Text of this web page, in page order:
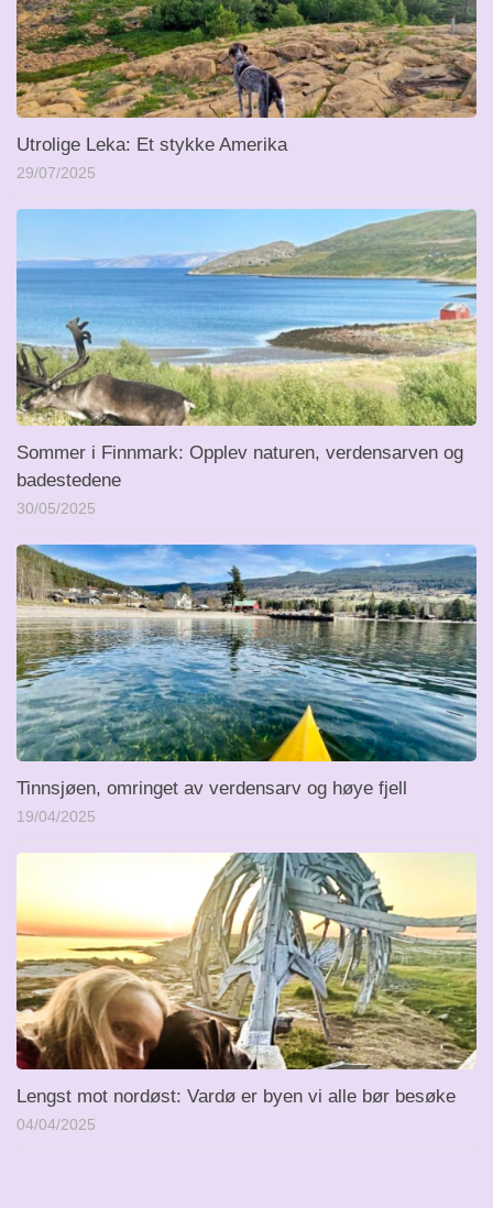
Utrolige Leka: Et stykke Amerika
29/07/2025
Sommer i Finnmark: Opplev naturen, verdensarven og
badestedene
30/05/2025
Tinnsjøen, omringet av verdensarv og høye fjell
19/04/2025
Lengst mot nordøst: Vardø er byen vi alle bør besøke
04/04/2025